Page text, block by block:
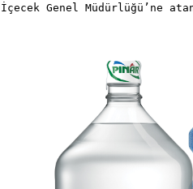
İçecek Genel Müdürlüğü’ne